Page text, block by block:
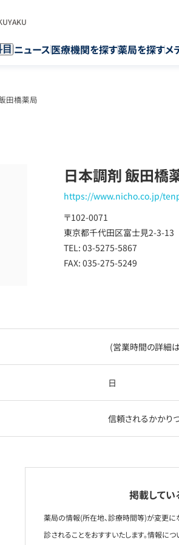
ニュース医療機関を探す薬局を探すメ
田橋薬局
日本調剤 飯田橋
https://www.nicho.co.jp/
〒102-0071
東京都千代田区富士見2-3-13
TEL: 03-5275-5867
FAX: 035-275-5249
(営業時間の詳細
日
信頼されるかかり
掲載してい
薬局の情報(所在地、診療時間等)が変更に
診されることをおすすいたします。情報に